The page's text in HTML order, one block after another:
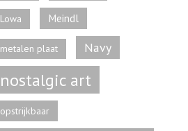
Lowa Meindl
metalen plaat Navy
nostalgic art
opstrijkbaar